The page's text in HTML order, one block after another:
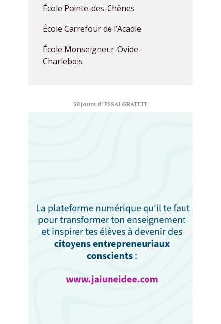
École Pointe-des-Chênes
École Carrefour de l’Acadie
École Monseigneur-Ovide-
Charlebois
30 jours d’ ESSAI GRATUIT